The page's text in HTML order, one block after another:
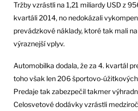
Tržby vzrástli na 1,21 miliardy USD z
kvartáli 2014, no nedokázali
prevádzkové náklady, ktoré tak mali
výraznejší vplyv.
Automobilka dodala, že za 4. kvartál
toho však len 206 športovo-
Predaje tak zabezpečil takmer
Celosvetové dodávky vzrástli